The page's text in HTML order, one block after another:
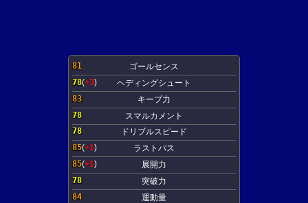
81
ゴールセンス
78(+3)
ヘディングシュート
83
キープ力
78
スマルカメント
78
ドリブルスピード
85(+1)
ラストパス
85(+1)
展開力
78
突破力
84
運動量